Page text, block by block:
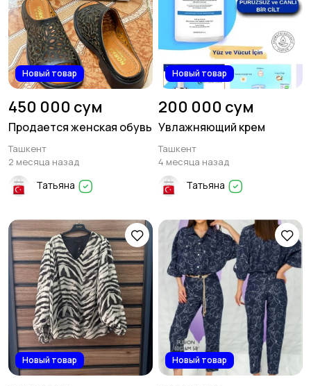
Новый товар
450 000 сум
Продается женская обувь
Ташкент
2 месяца назад
Татьяна
Новый товар
200 000 сум
Увлажняющий крем
Ташкент
4 месяца назад
Татьяна
Новый товар Новый товар